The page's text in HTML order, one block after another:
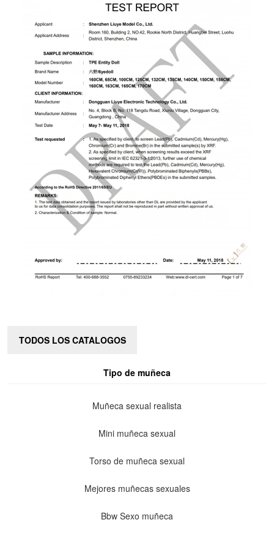
TODOS LOS CATALOGOS
Tipo de muñeca
Muñeca sexual realista
Mini muñeca sexual
Torso de muñeca sexual
Mejores muñecas sexuales
Bbw Sexo muñeca